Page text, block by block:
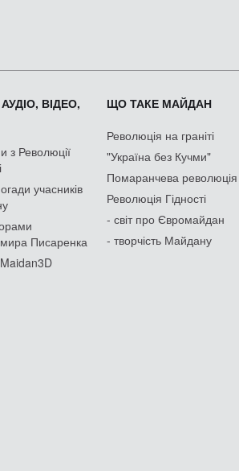
ВІДЕО,
з Революції
учасників
Писаренка
ЩО ТАКЕ МАЙДАН
Революція на граніті
"Україна без Кучми"
Помаранчева революція
Революція Гідності
- світ про Євромайдан
- творчість Майдану